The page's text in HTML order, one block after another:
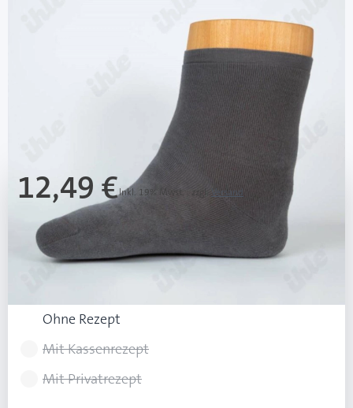
Ihle Diabetikersocke grau Gr. 47-50 -
extra weit Microplüsch / 1 Paar
12,49 €Inkl. 19% Mwst. zzgl. Versand
Ab 3 Stk.
(0,49 € Ersparnis pro Stk.)
Ohne Rezept
Mit Kassenrezept
Mit Privatrezept